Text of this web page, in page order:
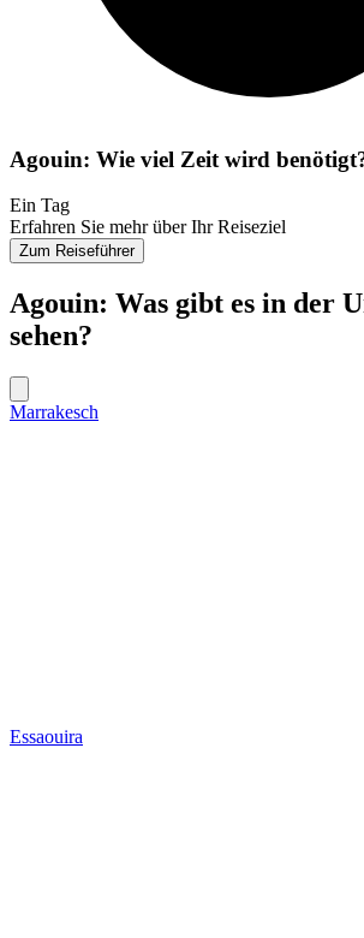
Agouin: Wie viel Zeit wird
Ein Tag
Erfahren Sie mehr über Ihr Reiseziel
Zum Reiseführer
Agouin: Was gibt es in der
sehen?
Marrakesch
Essaouira